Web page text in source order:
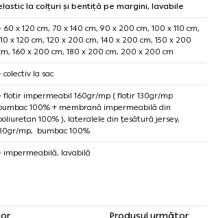
la colțuri și bentiță pe margini, lavabile
60 x 120 cm, 70 x 140 cm, 90 x 200 cm, 100 x 110 cm,
x 120 cm, 120 x 200 cm, 140 x 200 cm, 150 x 200
160 x 200 cm, 180 x 200 cm, 200 x 200 cm
colectiv la sac
flotir impermeabil 160gr/mp ( flotir 130gr/mp
100% + membrană impermeabilă din
100% ), lateralele din țesătură jersey,
mp, bumbac 100%
impermeabilă, lavabilă
Produsul următor